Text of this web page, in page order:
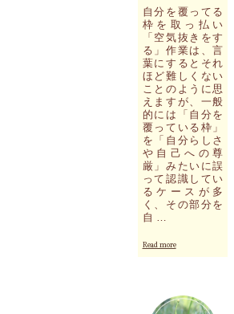
ー
ジ
が
語
る
大
切
な
キ
ー
ワ
ー
ド
「身
く」
で
自分を覆ってる
枠を取っ払い
「空気抜きをす
る」作業は、言
葉にするとそれ
ほど難しくない
ことのように思
えますが、一般
的には「自分を
覆っている枠」
を「自分らしさ
や自己への尊
厳」みたいに誤
って認識してい
るケースが多
く、その部分を
自 …
Read more
セ
ッ